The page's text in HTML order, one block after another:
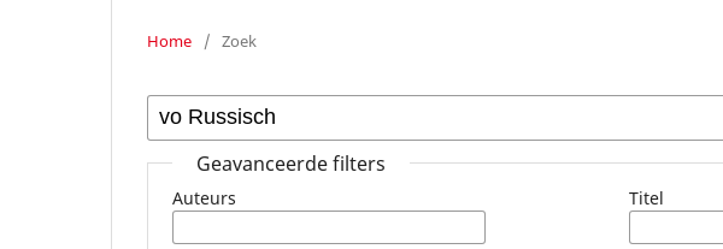
Home / Zoek
Geavanceerde filters
Auteurs Titel